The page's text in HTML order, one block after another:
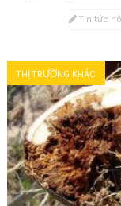
Tin tức
THỊ TRƯỜNG KHÁC